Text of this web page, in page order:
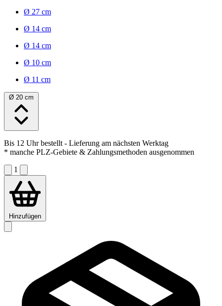
Ø 27 cm
Ø 14 cm
Ø 14 cm
Ø 10 cm
Ø 11 cm
Ø 20 cm
Bis 12 Uhr bestellt- Lieferung am nächsten Werktag
* manche PLZ-Gebiete & Zahlungsmethoden ausgenommen
1
Hinzufügen